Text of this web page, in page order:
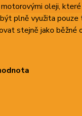
oleji, které
plně využita pouze
stejně jako běžné